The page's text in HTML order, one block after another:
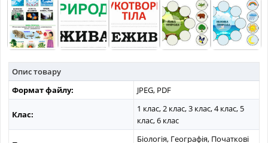
Опис товару
Формат файлу:
JPEG, PDF
Клас:
1 клас, 2 клас, 3 клас, 4 клас, 5
клас, 6 клас
Біологія, Географія, Початкові